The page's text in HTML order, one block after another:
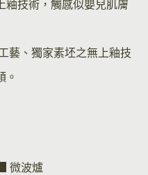
釉技術，觸感似嬰兒肌膚
藝、獨家素坯之無上釉技
。
微波爐